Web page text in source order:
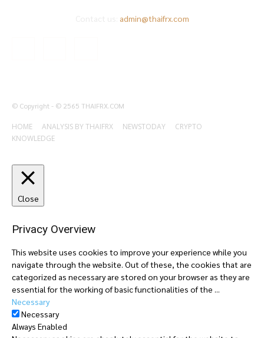
admin@thaifrx.com
© Copyright - © 2565 THAIFRX.COM
HOME ANALYSIS BY THAIFRX NEWSTODAY
CRYPTO
KNOWLEDGE
Close
Privacy Overview
This website uses cookies to improve your experience while you
navigate through the website. Out of these, the cookies that are
categorized as necessary are stored on your browser as they are
essential for the working of basic functionalities of the ...
Necessary
Necessary
Always Enabled